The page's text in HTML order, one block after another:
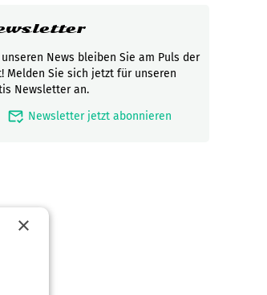
News bleiben Sie am Puls der
Melden Sie sich jetzt für unseren
Newsletter an.
mark_email_read Newsletter jetzt abonnieren
×